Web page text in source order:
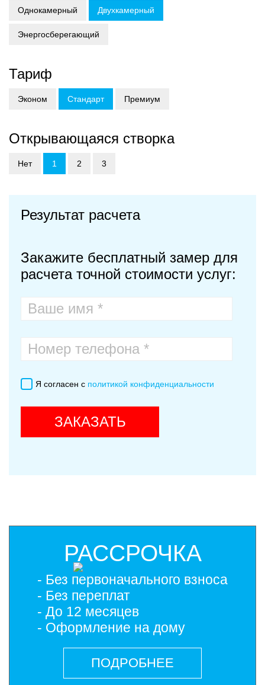
Однокамерный Двухкамерный
Энергосберегающий
Тариф
Эконом Стандарт Премиум
Открывающаяся створка
Нет 1 2 3
Результат расчета
Закажите бесплатный замер для
расчета точной стоимости услуг:
Я согласен с политикой конфиденциальности
ЗАКАЗАТЬ
РАССРОЧКА
- Без первоначального взноса
- Без переплат
- До 12 месяцев
- Оформление на дому
ПОДРОБНЕЕ